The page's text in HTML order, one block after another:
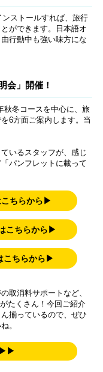
ンストールすれば、旅行
ができます。日本語オ
行動中も強い味方にな
会」開催！
秋冬コースを中心に、旅
6方面ご案内します。当
いるスタッフが、感じ
パンフレットに載って
こちらから▶
こちらから▶
こちらから▶
取消料サポートなど、
たくさん！今回ご紹介
揃っているので、ぜひ
。
▶▶